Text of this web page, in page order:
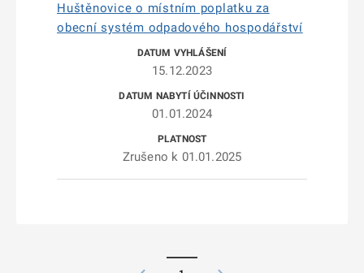
Huštěnovice o místním poplatku za
obecní systém odpadového hospodářství
15.12.2023
01.01.2024
Zrušeno k 01.01.2025